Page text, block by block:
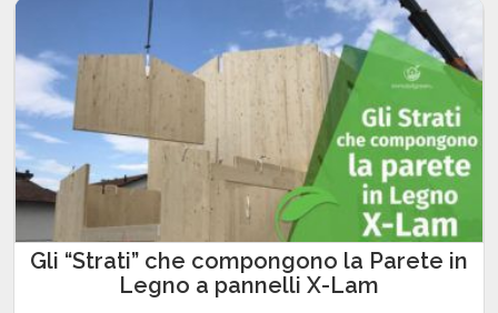
Gli “Strati” che compongono la Parete in
Legno a pannelli X-Lam